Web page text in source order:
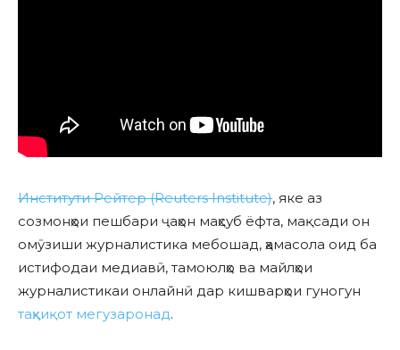
Институти Рейтер (Reuters Institute), яке аз
созмонҳои пешбари ҷаҳон маҳсуб ёфта, мақсади он
омӯзиши журналистика мебошад, ҳамасола оид ба
истифодаи медиавӣ, тамоюлҳо ва майлҳои
журналистикаи онлайнӣ дар кишварҳои гуногун
таҳқиқот мегузаронад.